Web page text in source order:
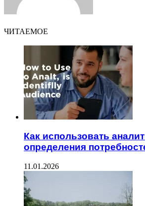
ЧИТАЕМОЕ
Как использовать
определения
11.01.2026